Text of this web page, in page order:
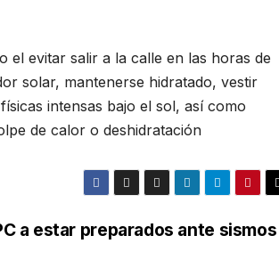
el evitar salir a la calle en las horas de
solar, mantenerse hidratado, vestir
intensas bajo el sol, así como
de calor o deshidratación
a estar preparados ante sismos